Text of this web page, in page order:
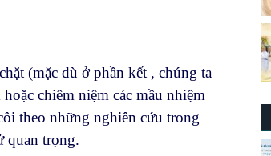
(mặc dù ở phần kết , chúng ta
chiêm niệm các mầu nhiệm
theo những nghiên cứu trong
quan trọng.